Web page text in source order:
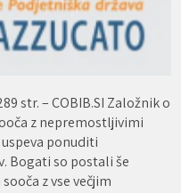
str. – COBIB.SI Založnik o
z nepremostljivimi
ponuditi
Bogati so postali še
z vse večjim